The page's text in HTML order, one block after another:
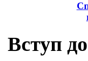
Вступ